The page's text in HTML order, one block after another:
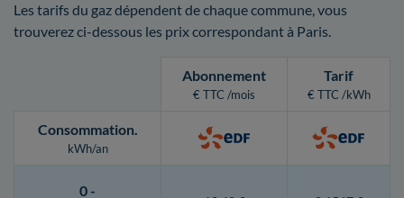
Les tarifs du gaz dépendent de chaque commune, vous
trouverez ci-dessous les prix correspondant à Paris.
Abonnement
€ TTC /mois
Tarif
€ TTC /kWh
Consommation.
kWh/an
0 -